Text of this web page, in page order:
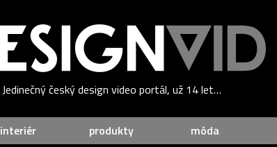
Jedinečný český design video portál, už 14 let…
interiér produkty móda